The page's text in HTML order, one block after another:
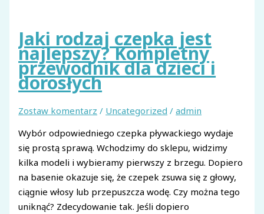
Jaki rodzaj czepka jest
najlepszy? Kompletny
przewodnik dla dzieci i
dorosłych
Zostaw komentarz / Uncategorized /admin
Wybór odpowiedniego czepka pływackiego wydaje
się prostą sprawą. Wchodzimy do sklepu, widzimy
kilka modeli i wybieramy pierwszy z brzegu. Dopiero
na basenie okazuje się, że czepek zsuwa się z głowy,
ciągnie włosy lub przepuszcza wodę. Czy można tego
uniknąć? Zdecydowanie tak. Jeśli dopiero